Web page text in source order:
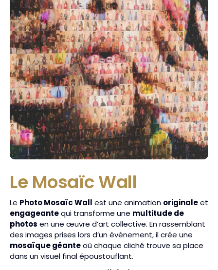
Le Mosaïc Wall
Le Photo Mosaïc Wall est une animation originaleet
engageantequi transforme une multitude de
photos en une œuvre d’art collective. En rassemblant
des images prises lors d’un événement, il crée une
mosaïque géanteoù chaque cliché trouve sa place
dans un visuel final époustouflant.